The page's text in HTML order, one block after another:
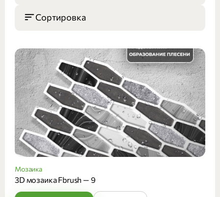
Сортировка
Мозаика
3D мозаика Fbrush — 9